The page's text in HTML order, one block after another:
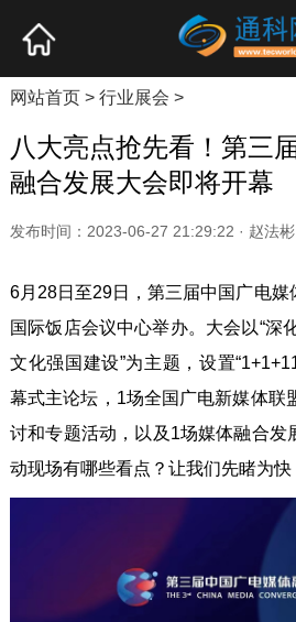
产业资讯
网站首页> 行业展会 >
八大亮点抢先看！第三
融合发展大会即将开幕
发布时间：2023-06-27 21:29:22 · 赵法彬
6月28日至29日，第三届中国广电
国际饭店会议中心举办。大会以“深
文化强国建设”为主题，设置
幕式主论坛，1场全国广电新媒体联
讨和专题活动，以及1场媒体融合发
动现场有哪些看点？让我们先睹为快